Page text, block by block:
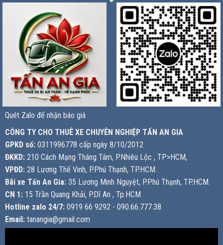
Quét Zalo để nhận báo giá
CÔNG TY CHO THUÊ XE CHUYÊN NGHIỆP TẤN AN GIA
GPKD số: 0311996778 cấp ngày 8/10/2012.
ĐKKD: 210 Cách Mạng Tháng Tám, P.Nhiêu Lộc , TP>HCM,
VPĐD: 28 Lương Thế Vinh, P.Phú Thạnh, TP.HCM.
Bãi xe Tấn An Gia: 35 Lương Minh Nguyệt, P.Phú Thạnh, TP.HCM.
CN 1: 15 Trần Quang Khải, P.Dĩ An , Tp.HCM
Hotline zalo 24/7: 0919 66 9292 - 090.66.777.38
Email: tanangia@gmail.com